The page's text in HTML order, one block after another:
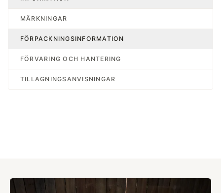
MÄRKNINGAR
FÖRPACKNINGSINFORMATION
FÖRVARING OCH HANTERING
TILLAGNINGSANVISNINGAR